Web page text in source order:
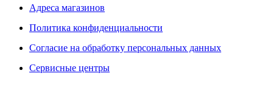
Адреса магазинов
Политика конфиденциальности
Согласие на обработку персональных данных
Сервисные центры